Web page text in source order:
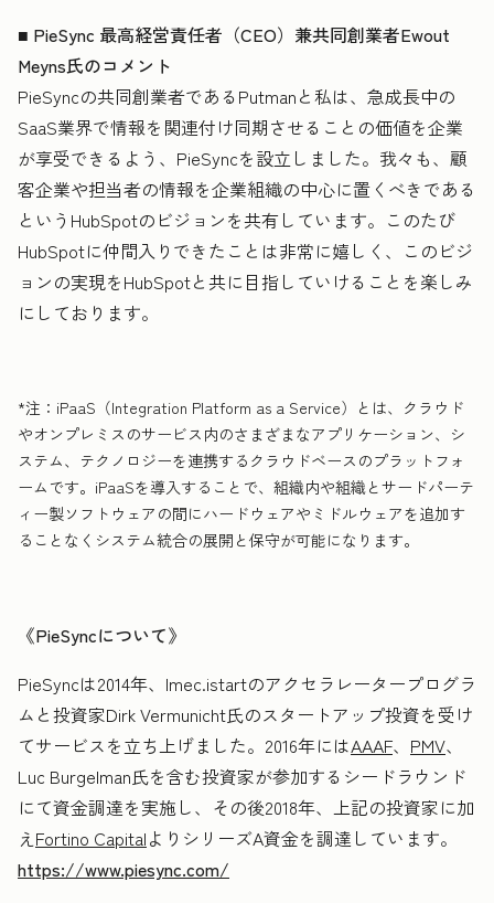
■ PieSync 最高経営責任者（CEO）兼共同創業者Ewout
Meyns氏のコメント
PieSyncの共同創業者であるPutmanと私は、急成長中の
SaaS業界で情報を関連付け同期させることの価値を企業
が享受できるよう、PieSyncを設立しました。我々も、顧
客企業や担当者の情報を企業組織の中心に置くべきである
というHubSpotのビジョンを共有しています。このたび
HubSpotに仲間入りできたことは非常に嬉しく、このビジ
ョンの実現をHubSpotと共に目指していけることを楽しみ
にしております。
*注：iPaaS（Integration Platform as a Service）とは、クラウド
やオンプレミスのサービス内のさまざまなアプリケーション、シ
ステム、テクノロジーを連携するクラウドベースのプラットフォ
ームです。iPaaSを導入することで、組織内や組織とサードパーテ
ィー製ソフトウェアの間にハードウェアやミドルウェアを追加す
ることなくシステム統合の展開と保守が可能になります。
《PieSyncについて》
PieSyncは2014年、Imec.istartのアクセラレータープログラ
ムと投資家Dirk Vermunicht氏のスタートアップ投資を受け
てサービスを立ち上げました。2016年にはAAAF、 PMV、
Luc Burgelman氏を含む投資家が参加するシードラウンド
にて資金調達を実施し、その後2018年、上記の投資家に加
えFortino CapitalよりシリーズA資金を調達しています。
https://www.piesync.com/